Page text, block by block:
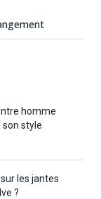
homme
son style
les jantes
?